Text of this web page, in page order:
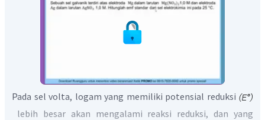
Pada sel volta, logam yang memiliki potensial reduksi
lebih besar akan mengalami reaksi reduksi, dan yang